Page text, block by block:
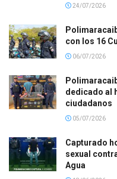
24/07/2026
con los 16
06/07/2026
dedicado al
ciudadanos
05/07/2026
Capturado
sexual
Agua